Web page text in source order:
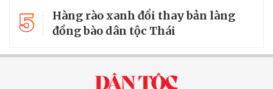
5
Hàng rào xanh đổi thay bản làng
đồng bào dân tộc Thái